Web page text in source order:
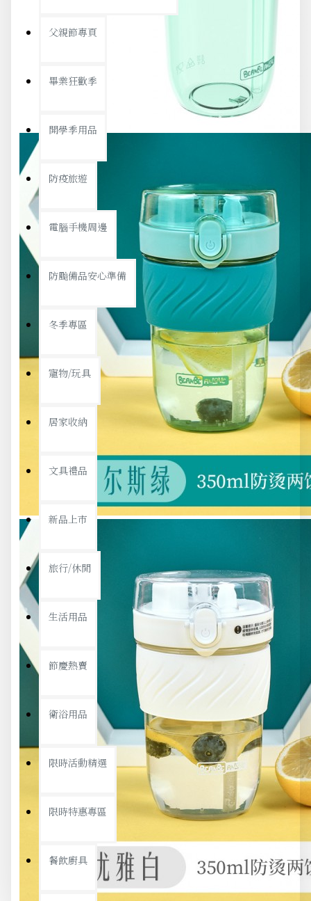
父親節專頁
畢業狂歡季
開學季用品
防疫旅遊
電腦手機周邊
防颱備品安心準備
冬季專區
寵物/玩具
居家收納
文具禮品
新品上市
旅行/休閒
生活用品
節慶熱賣
衛浴用品
限時活動精選
限時特惠專區
餐飲廚具